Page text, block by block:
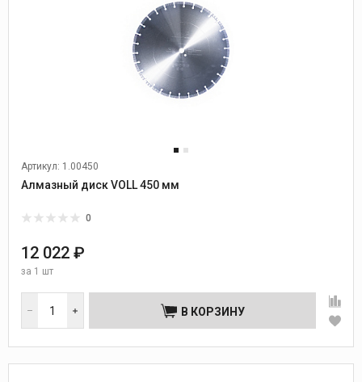
Артикул: 1.00450
Алмазный диск VOLL 450 мм
0
12 022 ₽
за 1 шт
В КОРЗИНУ